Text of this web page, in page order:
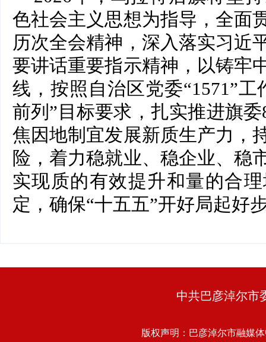
色社会主义思想为指导，全面
历次全会精神，深入落实习近
要讲话重要指示精神，以铸牢
线，按照自治区党委“1571”
前列”目标要求，扎实推进旗
焦因地制宜发展新质生产力，
险，着力稳就业、稳企业、稳
实现质的有效提升和量的合
定，确保“十五五”开好局起好
中共巴彦淖尔市
版权声明：巴彦淖尔市融媒